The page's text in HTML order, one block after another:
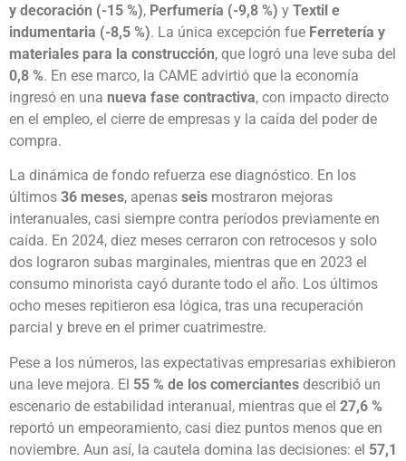
y decoración (-15 %), Perfumería (-9,8 %) y Textil e
indumentaria (-8,5 %). La única excepción fue Ferretería y
materiales para la construcción, que logró una leve suba del
0,8 %. En ese marco, la CAME advirtió que la economía
ingresó en una nueva fase contractiva, con impacto directo
en el empleo, el cierre de empresas y la caída del poder de
compra.
La dinámica de fondo refuerza ese diagnóstico. En los
últimos 36 meses, apenas seis mostraron mejoras
interanuales, casi siempre contra períodos previamente en
caída. En 2024, diez meses cerraron con retrocesos y solo
dos lograron subas marginales, mientras que en 2023 el
consumo minorista cayó durante todo el año. Los últimos
ocho meses repitieron esa lógica, tras una recuperación
parcial y breve en el primer cuatrimestre.
Pese a los números, las expectativas empresarias exhibieron
una leve mejora. El 55 % de los comerciantes describió un
escenario de estabilidad interanual, mientras que el 27,6 %
reportó un empeoramiento, casi diez puntos menos que en
noviembre. Aun así, la cautela domina las decisiones: el 57,1